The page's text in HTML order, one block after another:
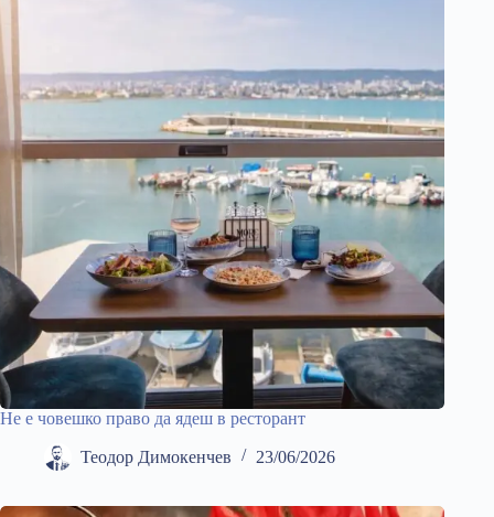
Не е човешко право да ядеш в ресторант
Теодор Димокенчев 23/06/2026